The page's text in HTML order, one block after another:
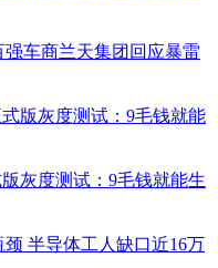
车商兰天集团回应暴雷
灰度测试：9毛钱就能生